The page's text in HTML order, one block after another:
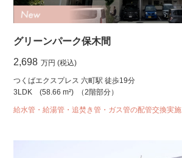
グリーンパーク保木間
2,698 万円 (税込)
つくばエクスプレス 六町駅 徒歩19分
3LDK
(58.66 m²) （2階部分）
給水管・給湯管・追焚き管・ガス管の配管交換実施